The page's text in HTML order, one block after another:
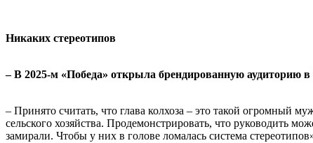
Никаких стереотипов
– В 2025-м «Победа» открыла брендированную аудиторию
– Принято считать, что глава колхоза – это такой огромный
сельского хозяйства. Продемонстрировать, что руководить
замирали. Чтобы у них в голове ломалась система